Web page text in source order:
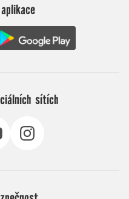
aplikace
sítích